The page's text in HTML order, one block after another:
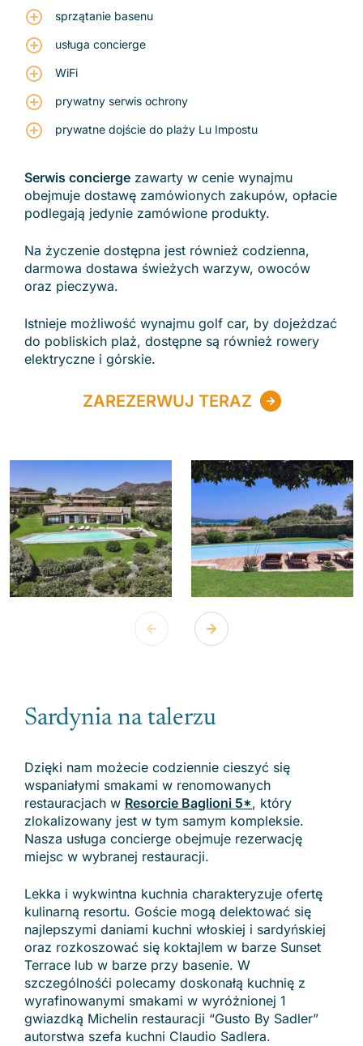
sprzątanie basenu
usługa concierge
WiFi
prywatny serwis ochrony
prywatne dojście do plaży Lu Impostu
Serwis concierge zawarty w cenie wynajmu
obejmuje dostawę zamówionych zakupów, opłacie
podlegają jedynie zamówione produkty.
Na życzenie dostępna jest również codzienna,
darmowa dostawa świeżych warzyw, owoców
oraz pieczywa.
Istnieje możliwość wynajmu golf car, by dojeżdzać
do pobliskich plaż, dostępne są również rowery
elektryczne i górskie.
ZAREZERWUJ TERAZ
Sardynia na talerzu
Dzięki nam możecie codziennie cieszyć się
wspaniałymi smakami w renomowanych
restauracjach w Resorcie Baglioni 5*, który
zlokalizowany jest w tym samym kompleksie.
Nasza usługa concierge obejmuje rezerwację
miejsc w wybranej restauracji.
Lekka i wykwintna kuchnia charakteryzuje ofertę
kulinarną resortu. Goście mogą delektować się
najlepszymi daniami kuchni włoskiej i sardyńskiej
oraz rozkoszować się koktajlem w barze Sunset
Terrace lub w barze przy basenie. W
szczególnośći polecamy doskonałą kuchnię z
wyrafinowanymi smakami w wyróżnionej 1
gwiazdką Michelin restauracji “Gusto By Sadler”
autorstwa szefa kuchni Claudio Sadlera.